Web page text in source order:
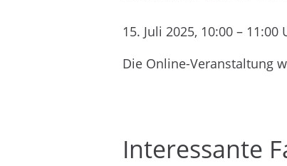
15. Juli 2025, 10:00 – 11:00
Die Online-Veranstaltung
Interessante